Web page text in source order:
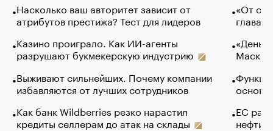
Насколько ваш авторитет зависит от
атрибутов престижа? Тест для лидеров
Казино проиграло. Как ИИ-агенты
разрушают букмекерскую индустрию
Выживают сильнейших. Почему компании
избавляются от лучших сотрудников
Как банк Wildberries резко нарастил
кредиты селлерам до атак на склады
«От
глава
Маск в
основ
ЕС
нефти